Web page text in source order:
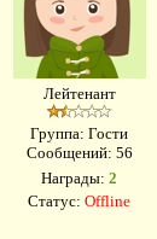
Лейтенант
Группа: Гости
Сообщений: 56
Награды: 2
Статус: Offline